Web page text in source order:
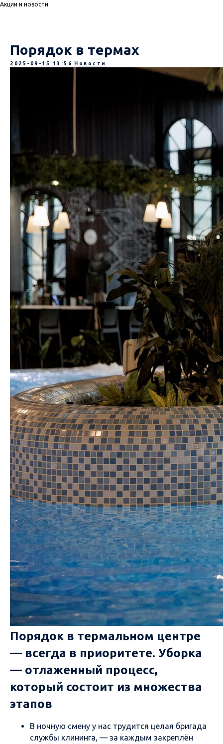
Акции и новости
Порядок в термах
2025-09-15 13:56 Новости
Порядок в термальном центре
— всегда в приоритете. Уборка
— отлаженный процесс,
который состоит из множества
этапов
В ночную смену у нас трудится целая бригада
службы клининга, — за каждым закреплён